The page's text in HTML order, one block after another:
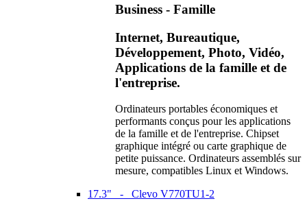
Business - Famille
Internet, Bureautique,
Développement, Photo, Vidéo,
Applications de la famille et de
l'entreprise.
Ordinateurs portables économiques et
performants conçus pour les applications
de la famille et de l'entreprise. Chipset
graphique intégré ou carte graphique de
petite puissance. Ordinateurs assemblés sur
mesure, compatibles Linux et Windows.
17.3" - Clevo V770TU1-2